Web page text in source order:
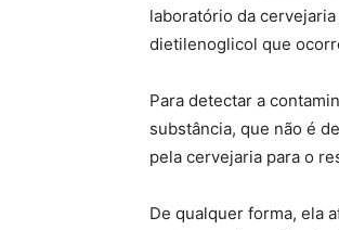
laboratório da
dietilenoglicol que
Para detectar a
substância, que não é
pela cervejaria para o
De qualquer forma, ela